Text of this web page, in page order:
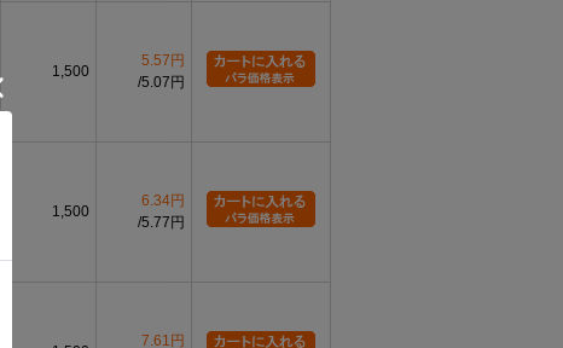
1,500
5.57円
5.07円
1,500
6.34円
5.77円
7.61円